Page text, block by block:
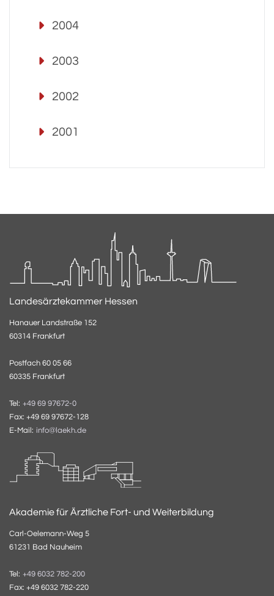
2004
2003
2002
2001
Landesärztekammer Hessen
Hanauer Landstraße 152
60314 Frankfurt
Postfach 60 05 66
60335 Frankfurt
Tel: +49 69 97672-0
Fax: +49 69 97672-128
E-Mail: info@laekh.de
Akademie für Ärztliche Fort- und Weiterbildung
Carl-Oelemann-Weg 5
61231 Bad Nauheim
Tel: +49 6032 782-200
Fax: +49 6032 782-220